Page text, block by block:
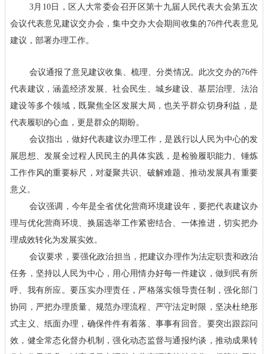
3月10日，区人大常委会召开区第十九届人民代表大会第五次
会议代表意见建议交办会，集中交办大会期间收集的76件代表意见
建议，部署办理工作。
会议通报了意见建议收集、梳理、分类情况。此次交办的76件
代表建议，涵盖经济发展、社会民生、城乡建设、基层治理、法治
建设等多个领域，既聚焦全区发展大局，也关乎群众切身利益，是
代表履职的心血，更是群众的期盼。
会议指出，做好代表建议办理工作，是践行以人民为中心的发
展思想、发展全过程人民民主的具体实践，是检验履职能力、锤炼
工作作风的重要标尺，对凝聚共识、破解难题、推动发展具有重要
意义。
会议强调，今年是全省优化营商环境建设年，要把代表建议办
理与优化营商环境、换届选举工作紧密结合、一体推进，切实把办
理成效转化为发展实效。
会议要求，要强化政治担当，把建议办理作为法定职责和政治
任务，坚持以人民为中心，用心用情办好每一件建议，做到民有所
呼、我有所应。要压实办理责任，严格落实领导责任制，强化部门
协同，严把办理质量、规范办理流程、严守法定时限，坚决杜绝形
式主义、纸面办理，确保件件有着落、事事有回音。要突出跟踪问
效，健全常态化督办机制，强化动态监督与通报约谈，推动成果转